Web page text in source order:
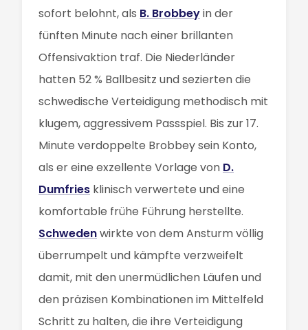
sofort belohnt, als B. Brobbeyin der
fünften Minute nach einer brillanten
Offensivaktion traf. Die Niederländer
hatten 52 % Ballbesitz und sezierten die
schwedische Verteidigung methodisch mit
klugem, aggressivem Passspiel. Bis zur 17.
Minute verdoppelte Brobbey sein Konto,
als er eine exzellente Vorlage von D.
Dumfries klinisch verwertete und eine
komfortable frühe Führung herstellte.
Schwedenwirkte von dem Ansturm völlig
überrumpelt und kämpfte verzweifelt
damit, mit den unermüdlichen Läufen und
den präzisen Kombinationen im Mittelfeld
Schritt zu halten, die ihre Verteidigung